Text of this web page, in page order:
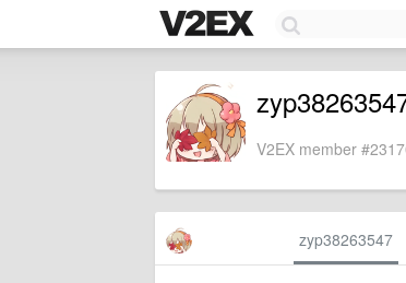
V2EX member
zyp38263547